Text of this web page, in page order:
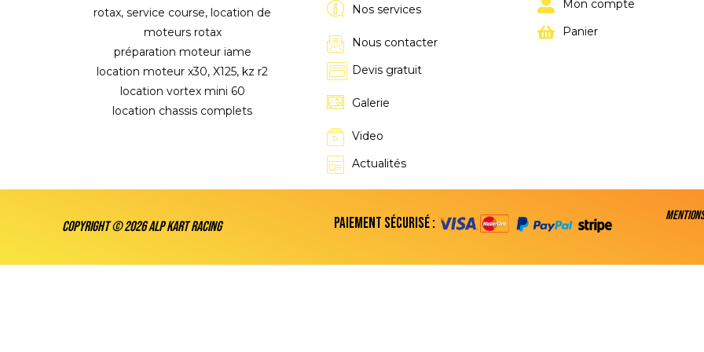
rotax, service course, location de
moteurs rotax
préparation moteur iame
location moteur x30, X125, kz r2
location vortex mini 60
location chassis complets
Nos services
Nous contacter
Devis gratuit
Galerie
Video
Actualités
Mon compte
Panier
Copyright © 2026 ALP KART RACING Paiement sécurisé :